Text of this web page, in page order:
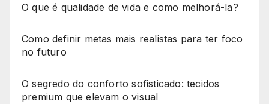
O que é qualidade de vida e como melhorá-la?
Como definir metas mais realistas para ter foco
no futuro
O segredo do conforto sofisticado: tecidos
premium que elevam o visual